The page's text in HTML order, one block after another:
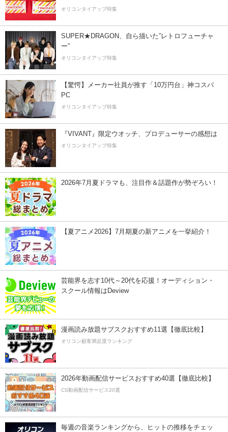
オリコンタイアップ特集
SUPER★DRAGON、自ら描いた”レトロフューチャ
ー”
オリコンタイアップ特集
【驚愕】メーカー社員が推す「10万円台」神コスパ
PC
オリコンタイアップ特集
『VIVANT』限定ウオッチ、プロデューサーの感想は
オリコンタイアップ特集
2026年7月夏ドラマも、注目作＆話題作が勢ぞろい！
【夏アニメ2026】7月期夏の新アニメを一挙紹介！
芸能界を志す10代～20代を応援！オーディション・
スクール情報はDeview
漫画読み放題サブスクおすすめ11選【徹底比較】
オリコン顧客満足度ランキング
2026年動画配信サービスおすすめ40選【徹底比較】
CS動画配信サービス20選
毎週の音楽ランキングから、ヒットの推移をチェッ